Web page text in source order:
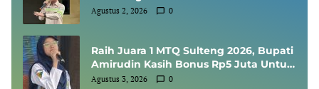
Indonesia, Diundang Kementerian
Agustus 2, 2026 0
Raih Juara 1 MTQ Sulteng 2026, Bupati
Amirudin Kasih Bonus Rp5 Juta Untuk
Siswi MTsN 1 Banggai, Kepala Sekolah
Agustus 3, 2026 0